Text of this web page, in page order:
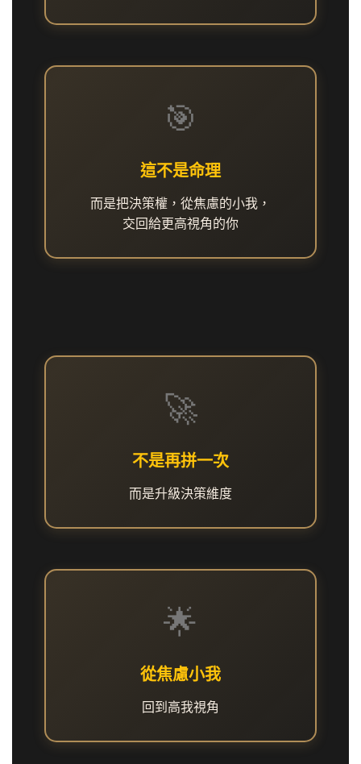
🎯
這不是命理
而是把決策權，從焦慮的小我，
交回給更高視角的你
🚀
不是再拼一次
而是升級決策維度
🌟
從焦慮小我
回到高我視角